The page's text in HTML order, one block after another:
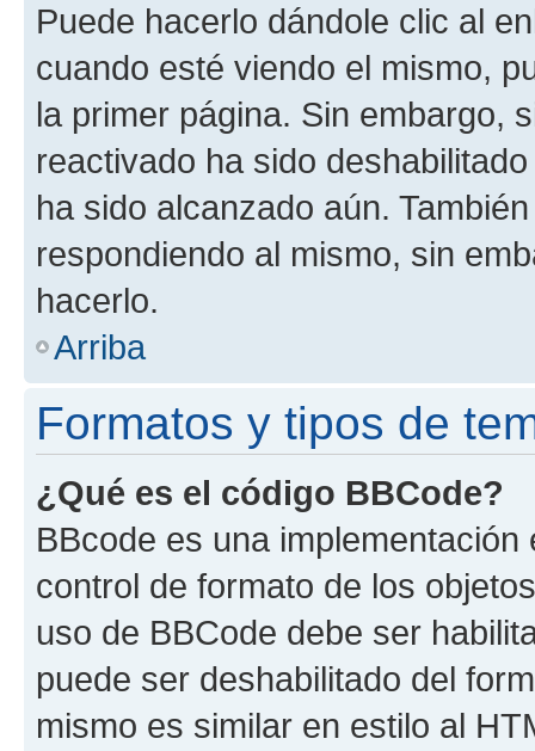
Puede hacerlo dándole clic al
cuando esté viendo el mismo,
la primer página. Sin embargo,
reactivado ha sido
ha sido alcanzado aún.
respondiendo al mismo, sin
hacerlo.
Arriba
Formatos y tipos de
¿Qué es el código BBCode?
BBcode es una
control de formato de los
uso de BBCode debe ser
puede ser deshabilitado del
mismo es similar en estilo al